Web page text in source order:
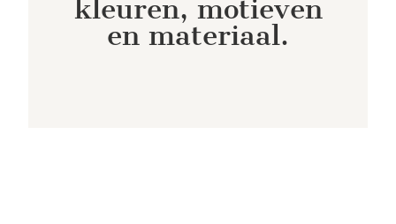
kleuren, motieven
en materiaal.